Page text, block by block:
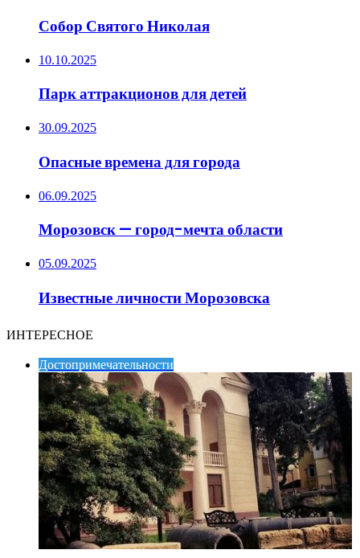
Собор Святого Николая
10.10.2025
Парк аттракционов для детей
30.09.2025
Опасные времена для города
06.09.2025
Морозовск — город-мечта области
05.09.2025
Известные личности Морозовска
ИНТЕРЕСНОЕ
Достопримечательности